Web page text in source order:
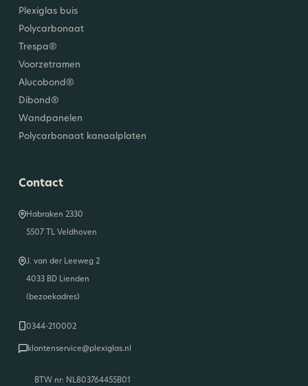
Plexiglas buis
Polycarbonaat
Trespa®
Voorzetramen
Alucobond®
Dibond®
Wandpanelen
Polycarbonaat kanaalplaten
Contact
Habraken 2330
5507 TL Veldhoven
J. van der Leeweg 2
4033 BD Lienden
(bezoekadres)
0344-210002
klantenservice@plexiglas.nl
BTW nr: NL803764455B01